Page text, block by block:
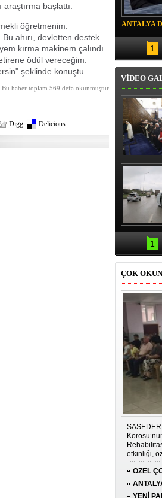
başlattı.
öğretmenim.
ahırı, devletten destek
kırma makinem çalındı.
ödül vereceğim.
şeklinde konuştu.
Bu haber toplam 569 defa okunmuştur
Digg Delicious
ANTALYA
DRON
1
VİDEO
Erbaş,
Veli
teravih
1
ÇOK
etkinliği,
duygu
ÖZEL
YENİ